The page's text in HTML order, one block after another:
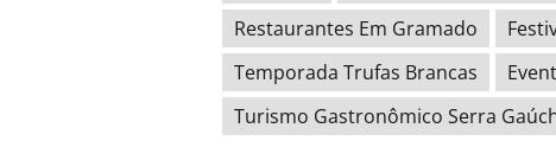
Restaurantes Em Gramado
Temporada Trufas Brancas
Turismo Gastronômico Serra